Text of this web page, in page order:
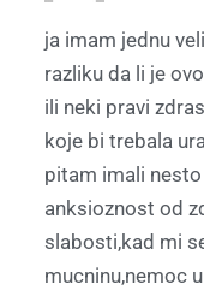
ja imam jednu
razliku da li je
ili neki pravi
koje bi trebala
pitam imali
anksioznost od
slabosti,kad mi
mucninu,nemoc